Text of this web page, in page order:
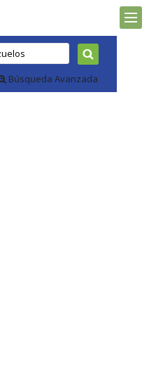
Búsqueda Avanzada